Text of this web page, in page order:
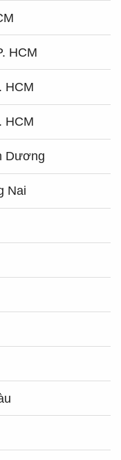
HCM
HCM
HCM
Dương
Nai